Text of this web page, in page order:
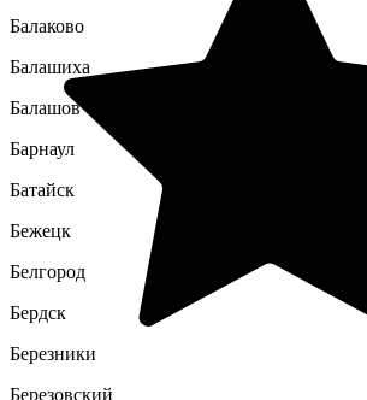
Балаково
Балашиха
Балашов
Барнаул
Батайск
Бежецк
Белгород
Бердск
Березники
Березовский